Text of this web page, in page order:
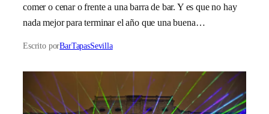
comer o cenar o frente a una barra de bar. Y es que no hay
nada mejor para terminar el año que una buena…
Escrito porBarTapasSevilla